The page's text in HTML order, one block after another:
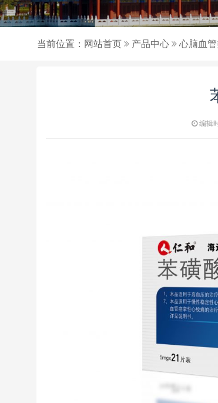
当前位置： 网站首页 产品中心 心脑血
编辑